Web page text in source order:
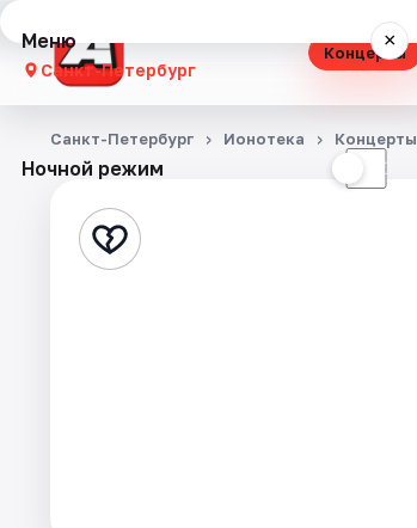
Концерты
Меню ×
Санкт-Петербург
Концерты
Стендап
Ночной режим ☾
Санкт-Петербург Ионотека Концерты